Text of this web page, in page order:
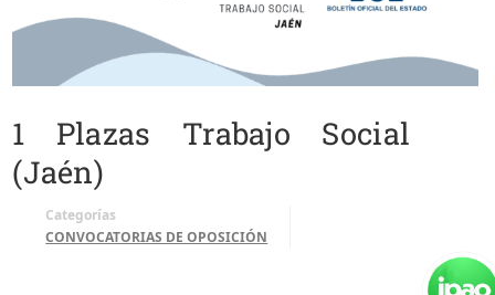
1 Plazas Trabajo Social
(Jaén)
Categorías
CONVOCATORIAS DE OPOSICIÓN